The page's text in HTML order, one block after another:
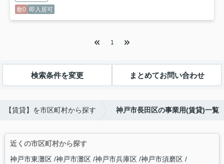
敷0 即入居可
1
検索条件を変更 まとめてお問い合わせ
【賃貸】を市区町村から探す 神戸市長田区の事業用(賃貸)一覧
近くの市区町村から探す
神戸市東灘区 神戸市灘区 神戸市兵庫区 神戸市須磨区